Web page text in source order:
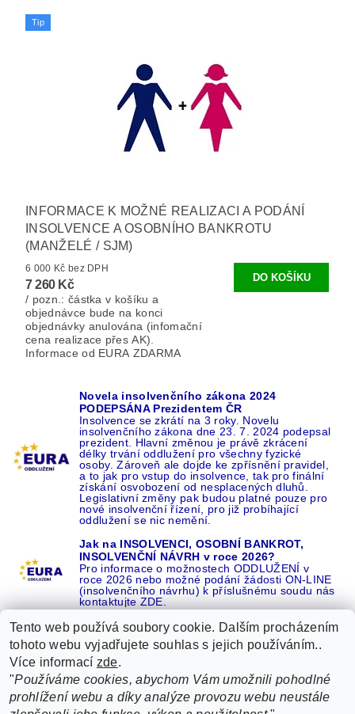
Tip
INFORMACE K MOŽNÉ REALIZACI A PODÁNÍ
INSOLVENCE A OSOBNÍHO BANKROTU
(MANŽELÉ / SJM)
6 000 Kč bez DPH
7 260 Kč
/ pozn.: částka v košíku a
objednávce bude na konci
objednávky anulována (infomační
cena realizace přes AK).
Informace od EURA ZDARMA
Novela insolvenčního zákona 2024
PODEPSÁNA Prezidentem ČR
Insolvence se zkrátí na 3 roky. Novelu
insolvenčního zákona dne 23. 7. 2024 podepsal
prezident. Hlavní změnou je právě zkrácení
délky trvání oddlužení pro všechny fyzické
osoby. Zároveň ale dojde ke zpřísnění pravidel,
a to jak pro vstup do insolvence, tak pro finální
získání osvobození od nesplacených dluhů.
Legislativní změny pak budou platné pouze pro
nové insolvenční řízení, pro již probíhající
oddlužení se nic nemění.
Jak na INSOLVENCI, OSOBNÍ BANKROT,
INSOLVENČNÍ NÁVRH v roce 2026?
Pro informace o možnostech ODDLUŽENÍ v
roce 2026 nebo možné podání žádosti ON-LINE
(insolvenčního návrhu) k příslušnému soudu nás
kontaktujte ZDE.
Recenze o NÁS na GOOGLE 16 let REFERENCÍ v celé ČR |
Recenze o NÁS na SEZNAMU |
ŽÁDEJTE život BEZ DLUHŮ nebo EXEKUCÍ ZDE
Tento web používá soubory cookie. Dalším procházením
tohoto webu vyjadřujete souhlas s jejich používáním..
Více informací zde.
"Používáme cookies, abychom Vám umožnili pohodlné
prohlížení webu a díky analýze provozu webu neustále